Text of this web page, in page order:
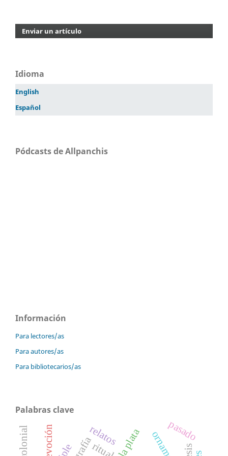
Enviar un artículo
Idioma
English
Español
Pódcasts de Allpanchis
Información
Para lectores/as
Para autores/as
Para bibliotecarios/as
Palabras clave
la plata
devoción relatos pasado
ritual